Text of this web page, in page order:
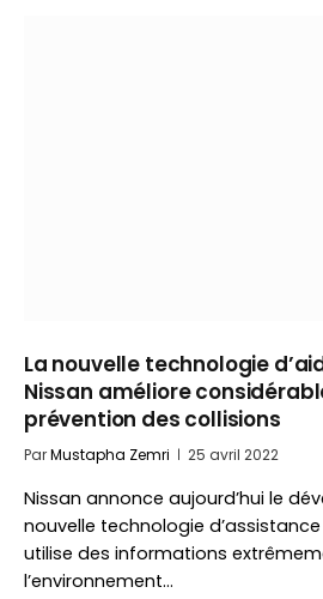
La nouvelle technologie
Nissan améliore
prévention des collisions
ParMustapha Zemri 25 avril 2022
Nissan annonce aujourd’hui le
nouvelle technologie
utilise des informations
l’environnement…